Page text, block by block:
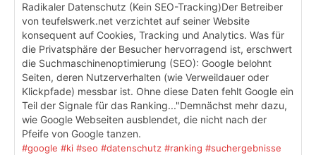
Radikaler Datenschutz (Kein SEO-Tracking)Der Betreiber
von teufelswerk.net verzichtet auf seiner Website
konsequent auf Cookies, Tracking und Analytics. Was für
die Privatsphäre der Besucher hervorragend ist, erschwert
die Suchmaschinenoptimierung (SEO): Google belohnt
Seiten, deren Nutzerverhalten (wie Verweildauer oder
Klickpfade) messbar ist. Ohne diese Daten fehlt Google ein
Teil der Signale für das Ranking..."Demnächst mehr dazu,
wie Google Webseiten ausblendet, die nicht nach der
Pfeife von Google tanzen.
#google #ki #seo #datenschutz #ranking #suchergebnisse